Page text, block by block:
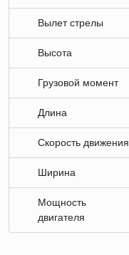
Вылет стрелы
Высота
Грузовой момент
Длина
Скорость движения
Ширина
Мощность
двигателя